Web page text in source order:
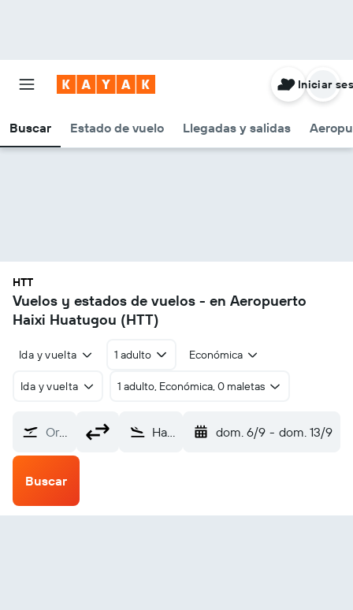
Buscar Estado de vuelo Llegadas y salidas
Iniciar
HTT
Vuelos y estados de vuelos - en Aeropuerto
Haixi Huatugou (HTT)
Ida y vuelta 1 adulto Económica
Ida y vuelta 1 adulto, Económica, 0 maletas
Origen Haixi Huatugou (HTT) dom. 6/9 - dom. 13/9
Buscar